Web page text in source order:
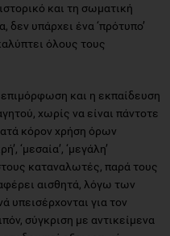
και τη σωματική
δεν υπάρχει ένα ‘πρότυπο’
όλους τους
επιμόρφωση και η εκπαίδευση
χωρίς να είναι πάντοτε
κόρον χρήση όρων
‘μεσαία’, ‘μεγάλη’
καταναλωτές, παρά τους
αισθητά, λόγω των
υπεισέρχονται για τον
σύγκριση με αντικείμενα